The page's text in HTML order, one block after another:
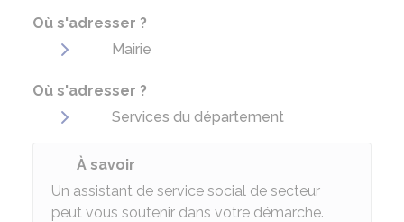
Où s'adresser ?
Mairie
Où s'adresser ?
Services du département
À savoir
Un assistant de service social de secteur
peut vous soutenir dans votre démarche.